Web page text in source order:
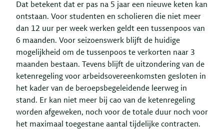
Dat betekent dat er pas na 5 jaar een nieuwe keten kan
ontstaan. Voor studenten en scholieren die niet meer
dan 12 uur per week werken geldt een tussenpoos van
6 maanden. Voor seizoenswerk blijft de huidige
mogelijkheid om de tussenpoos te verkorten naar 3
maanden bestaan. Tevens blijft de uitzondering van de
ketenregeling voor arbeidsovereenkomsten gesloten in
het kader van de beroepsbegeleidende leerweg in
stand. Er kan niet meer bij cao van de ketenregeling
worden afgeweken, noch voor de totale duur noch voor
het maximaal toegestane aantal tijdelijke contracten.